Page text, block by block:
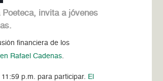
invita a jóvenes
financiera de los
Rafael Cadenas
p.m. para participar.
El